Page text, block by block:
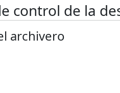
control de la
archivero